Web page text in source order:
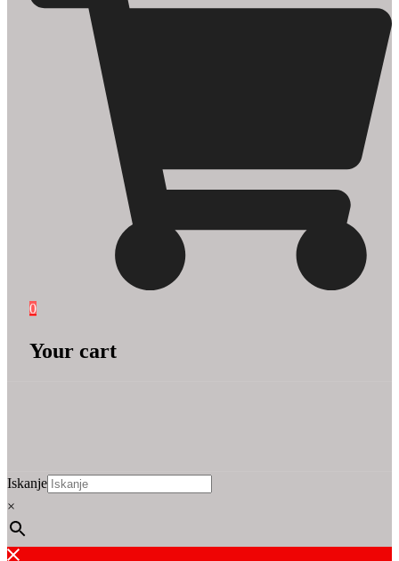
0
Your cart
Iskanje
×